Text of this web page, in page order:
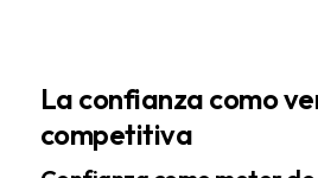
La confianza como
competitiva